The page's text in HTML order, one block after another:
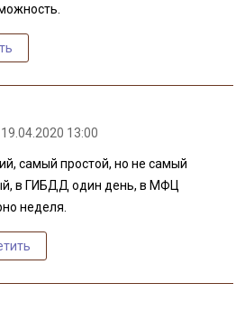
| 19.04.2020 13:00
самый простой, но не самый
в ГИБДД один день, в МФЦ
неделя.